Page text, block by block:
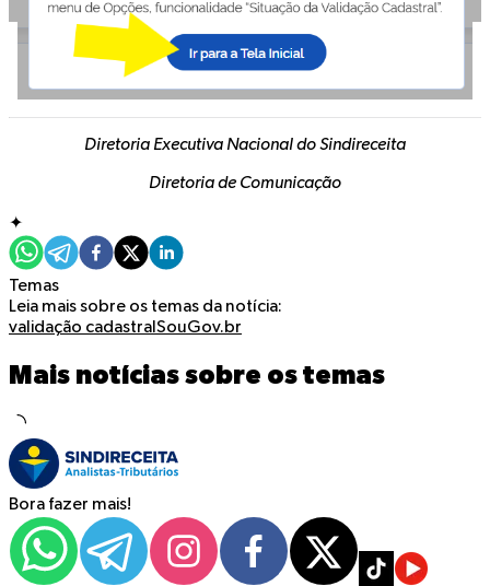
Diretoria Executiva Nacional do Sindireceita
Diretoria de Comunicação
✦
Temas
Leia mais sobre os temas da notícia:
validação cadastral SouGov.br
Mais notícias sobre os temas
Bora fazer mais!